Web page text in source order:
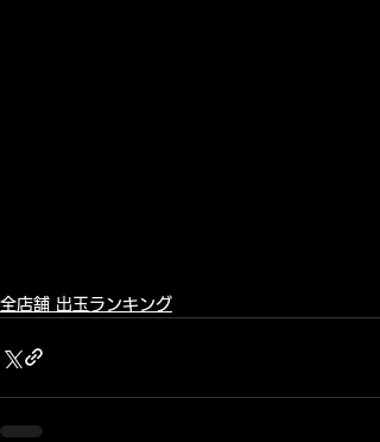
全店舗 出玉ランキング